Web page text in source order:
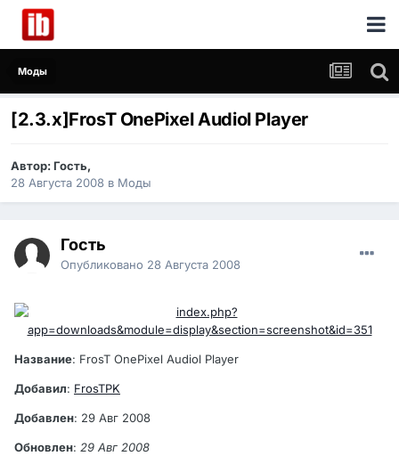
Моды
[2.3.x]FrosT OnePixel Audiol Player
Автор:Гость,
28 Августа 2008 в Моды
Гость
Опубликовано 28 Августа 2008
Название: FrosT OnePixel Audiol Player
Добавил: FrosTPK
Добавлен: 29 Авг 2008
Обновлен: 29 Авг 2008